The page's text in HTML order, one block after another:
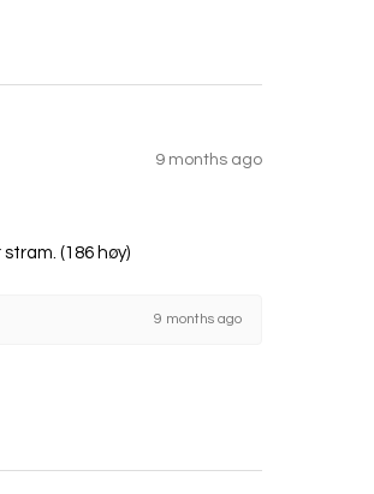
9 months ago
(186 høy)
9 months ago